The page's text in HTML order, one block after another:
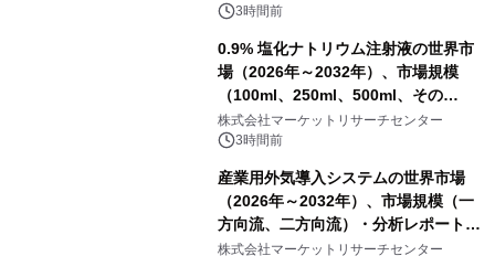
3時間前
0.9% 塩化ナトリウム注射液の世界市
場（2026年～2032年）、市場規模
（100ml、250ml、500ml、その
他）・分析レポートを発表
株式会社マーケットリサーチセンター
3時間前
産業用外気導入システムの世界市場
（2026年～2032年）、市場規模（一
方向流、二方向流）・分析レポートを
発表
株式会社マーケットリサーチセンター